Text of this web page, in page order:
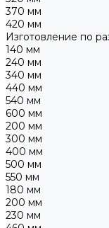
370 мм
420 мм
Изготовление по
140 мм
240 мм
340 мм
440 мм
540 мм
600 мм
200 мм
300 мм
400 мм
500 мм
550 мм
180 мм
200 мм
230 мм